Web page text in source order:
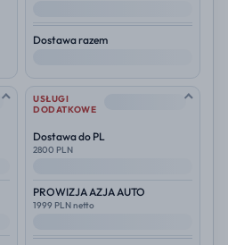
Dostawa razem
--
USŁUGI
DODATKOWE
--
Dostawa do PL
2800 PLN
PROWIZJA AZJA AUTO
1999 PLN netto